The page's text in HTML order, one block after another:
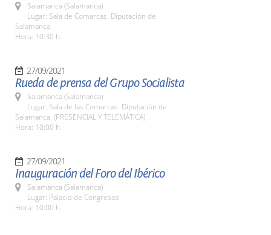
Salamanca (Salamanca)
Lugar: Sala de Comarcas. Diputación de
Salamanca
Hora: 10:30 h.
27/09/2021
Rueda de prensa del Grupo Socialista
Salamanca (Salamanca)
Lugar: Sala de las Comarcas. Diputación de
Salamanca. (PRESENCIAL Y TELEMÁTICA)
Hora: 10:00 h.
27/09/2021
Inauguración del Foro del Ibérico
Salamanca (Salamanca)
Lugar: Palacio de Congresos
Hora: 10:00 h.